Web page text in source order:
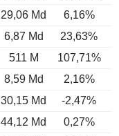
29,06 Md
6,16%
6,87 Md 23,63%
511 M 107,71%
8,59 Md 2,16%
30,15 Md -2,47%
44,12 Md 0,27%